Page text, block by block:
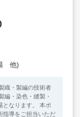
他)
編・染色・縫製・
となります。 本ポ
指導をご担当いただ